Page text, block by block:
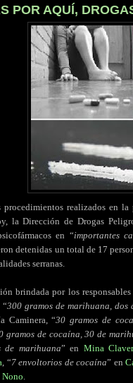
POR AQUÍ,
procedimientos realizados en la
la Dirección de Drogas
en “importantes
detenidas un total de 17
serranas.
brindada por los
“300 gramos de marihuana, dos
Caminera, “30 gramos de
gramos de cocaína, 30 de
de marihuana” en Mina
, “7 envoltorios de cocaína” en
Nono.